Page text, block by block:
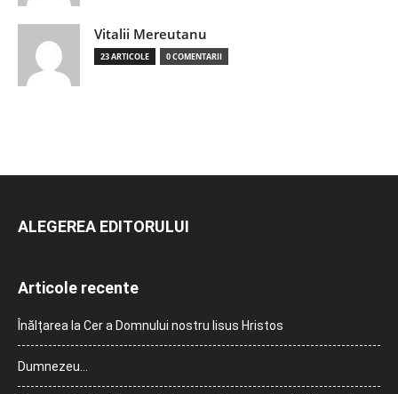
Vitalii Mereutanu
23 ARTICOLE 0 COMENTARII
ALEGEREA EDITORULUI
Articole recente
Înălțarea la Cer a Domnului nostru Iisus Hristos
Dumnezeu…